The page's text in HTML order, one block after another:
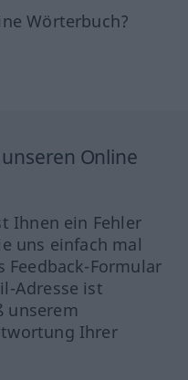
Wörterbuch?
Online
Ihnen ein Fehler
uns einfach mal
Feedback-Formular
Adresse ist
unserem
Ihrer